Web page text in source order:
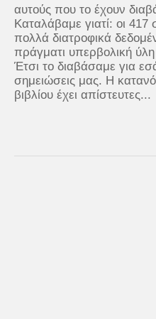
αυτούς που το έχουν
Καταλάβαμε γιατί: οι 417
πολλά διατροφικά
πράγματι υπερβολική
Έτσι το διαβάσαμε για
σημειώσεις μας. Η
βιβλίου έχει απίστευτες...